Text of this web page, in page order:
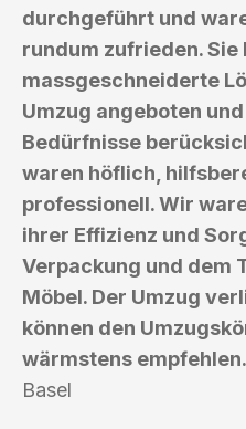
durchgeführt und
rundum zufrieden. Sie
massgeschneiderte
Umzug angeboten
Bedürfnisse
waren höflich,
professionell. Wir
ihrer Effizienz und
Verpackung und dem
Möbel. Der Umzug
können den
wärmstens
Basel